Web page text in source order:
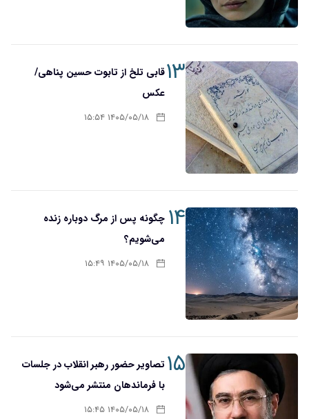
۱۳قابی تلخ از تابوت حسین پناهی/
عکس
۱۴۰۵/۰۵/۱۸ ۱۵:۵۴
۱۴ چگونه پس از مرگ دوباره زنده
می‌شویم؟
۱۴۰۵/۰۵/۱۸ ۱۵:۴۹
۱۵ تصاویر حضور رهبر انقلاب در جلسات
با فرماندهان منتشر می‌شود
۱۴۰۵/۰۵/۱۸ ۱۵:۴۵